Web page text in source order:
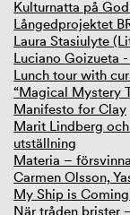
Kulturnatta på
Långedprojektet
Laura Stasiulyte
Luciano Goizueta
Lunch tour with
“Magical Mystery
Manifesto for Clay
Marit Lindberg
utställning
Materia –
Carmen Olsson,
My Ship is
När tråden brister